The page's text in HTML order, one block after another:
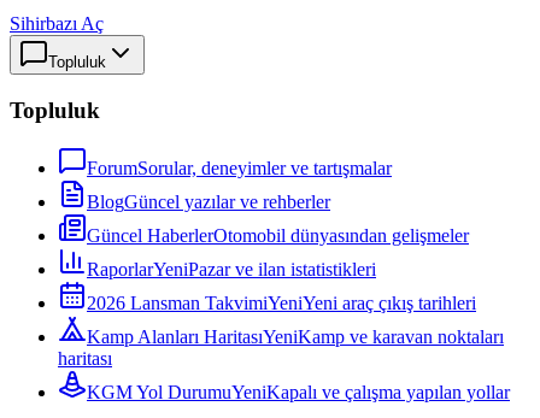
Sihirbazı Aç
Topluluk
Topluluk
ForumSorular, deneyimler ve tartışmalar
BlogGüncel yazılar ve rehberler
Güncel HaberlerOtomobil dünyasından gelişmeler
RaporlarYeniPazar ve ilan istatistikleri
2026 Lansman TakvimiYeniYeni araç çıkış tarihleri
Kamp Alanları HaritasıYeniKamp ve karavan noktaları
haritası
KGM Yol DurumuYeniKapalı ve çalışma yapılan yollar